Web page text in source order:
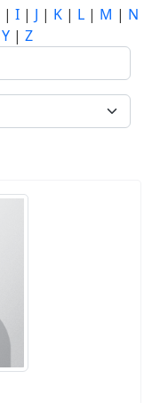
| I | J | K | L | M | N
Y | Z